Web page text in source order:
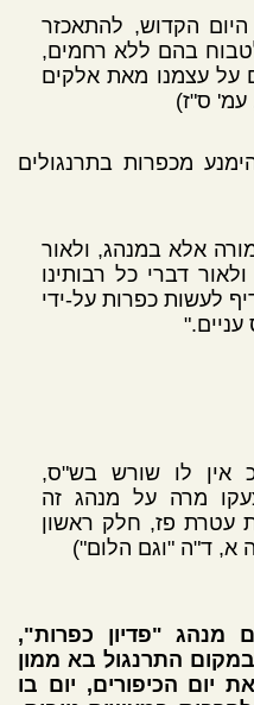
הקדוש, להתאכזר
בהם ללא רחמים,
על עצמנו מאת אלקים
עמ' ס"ז)
מכפרות בתרנגולים
אלא במנהג, ולאור
דברי כל רבותינו
לעשות כפרות על-ידי
אין לו שורש בש"ס,
מרה על מנהג זה
עטרת פז, חלק ראשון
א, ד"ה "וגם הלום")
מנהג "פדיון כפרות",
התרנגול בא ממון
יום הכיפורים, יום בו